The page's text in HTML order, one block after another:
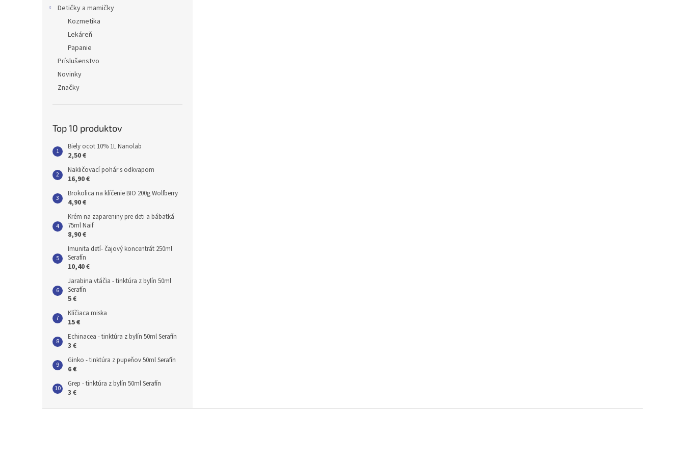
Detičky a mamičky
Kozmetika
Lekáreň
Papanie
Príslušenstvo
Novinky
Značky
Top 10 produktov
Biely ocot 10% 1L Nanolab
2,50 €
Nakličovací pohár s odkvapom
16,90 €
Brokolica na klíčenie BIO 200g Wolfberry
4,90 €
Krém na zapareniny pre deti a bábätká
75ml Naif
8,90 €
Imunita detí- čajový koncentrát 250ml
Serafín
10,40 €
Jarabina vtáčia - tinktúra z bylín 50ml
Serafín
5 €
Klíčiaca miska
15 €
Echinacea - tinktúra z bylín 50ml Serafín
3 €
Ginko - tinktúra z pupeňov 50ml Serafín
6 €
Grep - tinktúra z bylín 50ml Serafín
3 €